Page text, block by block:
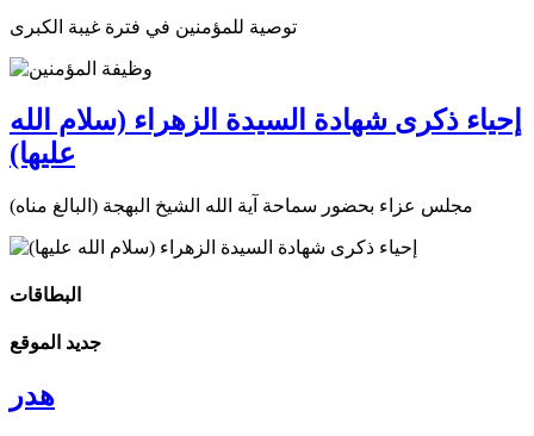
توصية للمؤمنين في فترة غيبة الكبرى
إحياء ذكرى شهادة السيدة الزهراء (سلام الله
عليها)
مجلس عزاء بحضور سماحة آية الله الشيخ البهجة (البالغ مناه)
البطاقات
جديد الموقع
هدر